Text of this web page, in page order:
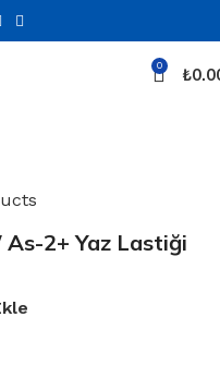
0 ₺
2+ Yaz Lastiği